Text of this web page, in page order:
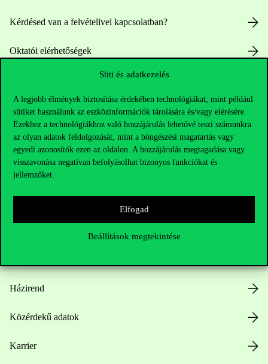
Süti és adatkezelés
A legjobb élmények biztosítása érdekében technológiákat, mint például
sütiket használunk az eszközinformációk tárolására és/vagy elérésére.
Ezekhez a technológiákhoz való hozzájárulás lehetővé teszi számunkra
az olyan adatok feldolgozását, mint a böngészési magatartás vagy
egyedi azonosítók ezen az oldalon. A hozzájárulás megtagadása vagy
visszavonása negatívan befolyásolhat bizonyos funkciókat és
jellemzőket.
Elfogad
Beállítások megtekintése
Kérdésed van a felvételivel kapcsolatban?
Oktatói elérhetőségek
HUB jelenlegi hallgatóinknak
Sajtó:press@uni-corvinus.hu
Házirend
Közérdekű adatok
Karrier